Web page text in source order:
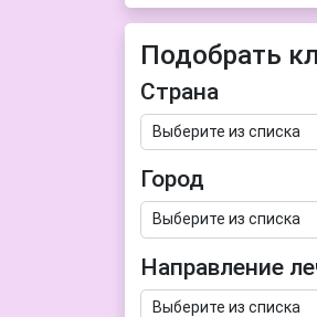
Подобрать
Страна
Город
Направление